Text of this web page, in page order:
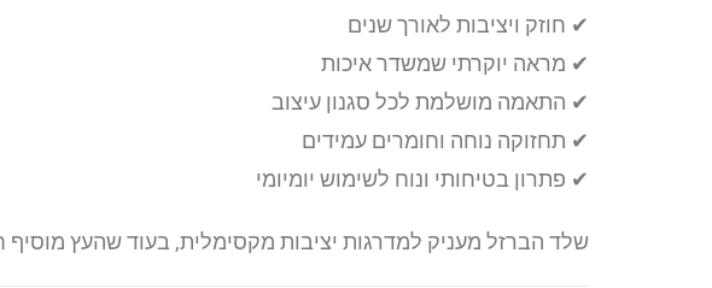
✔ חוזק ויציבות לאורך שנים
✔ מראה יוקרתי שמשדר איכות
✔ התאמה מושלמת לכל סגנון עיצוב
✔ תחזוקה נוחה וחומרים עמידים
✔ פתרון בטיחותי ונוח לשימוש יומיומי
שלד הברזל מעניק למדרגות יציבות מקסימלית, בעוד שהעץ